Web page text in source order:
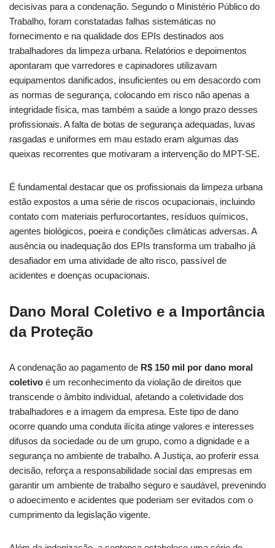
decisivas para a condenação. Segundo o Ministério Público do
Trabalho, foram constatadas falhas sistemáticas no
fornecimento e na qualidade dos EPIs destinados aos
trabalhadores da limpeza urbana. Relatórios e depoimentos
apontaram que varredores e capinadores utilizavam
equipamentos danificados, insuficientes ou em desacordo com
as normas de segurança, colocando em risco não apenas a
integridade física, mas também a saúde a longo prazo desses
profissionais. A falta de botas de segurança adequadas, luvas
rasgadas e uniformes em mau estado eram algumas das
queixas recorrentes que motivaram a intervenção do MPT-SE.
É fundamental destacar que os profissionais da limpeza urbana
estão expostos a uma série de riscos ocupacionais, incluindo
contato com materiais perfurocortantes, resíduos químicos,
agentes biológicos, poeira e condições climáticas adversas. A
ausência ou inadequação dos EPIs transforma um trabalho já
desafiador em uma atividade de alto risco, passível de
acidentes e doenças ocupacionais.
Dano Moral Coletivo e a Importância
da Proteção
A condenação ao pagamento de R$ 150 mil por dano moral
coletivo é um reconhecimento da violação de direitos que
transcende o âmbito individual, afetando a coletividade dos
trabalhadores e a imagem da empresa. Este tipo de dano
ocorre quando uma conduta ilícita atinge valores e interesses
difusos da sociedade ou de um grupo, como a dignidade e a
segurança no ambiente de trabalho. A Justiça, ao proferir essa
decisão, reforça a responsabilidade social das empresas em
garantir um ambiente de trabalho seguro e saudável, prevenindo
o adoecimento e acidentes que poderiam ser evitados com o
cumprimento da legislação vigente.